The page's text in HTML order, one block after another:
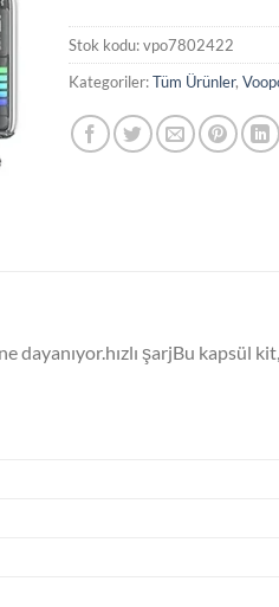
Stok kodu:vpo7802422
Kategoriler:Tüm Ürünler,
dayanıyor.hızlı şarjBu kapsül